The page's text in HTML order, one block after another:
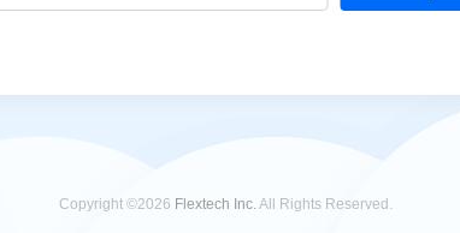
Copyright ©2026 Flextech Inc.All Rights Reserved.